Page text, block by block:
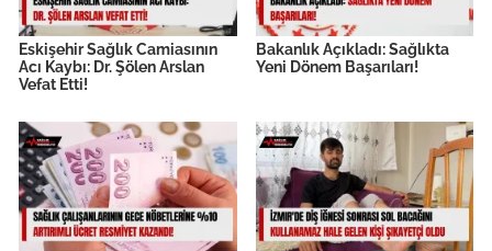
Eskişehir Sağlık Camiasının
Acı Kaybı: Dr. Şölen Arslan
Vefat Etti!
Bakanlık Açıkladı: Sağlıkta
Yeni Dönem Başarıları!